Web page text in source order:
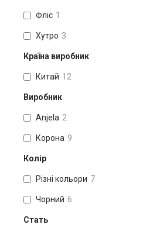
Фліс 1
Хутро 3
Країна виробник
Китай 12
Виробник
Anjela 2
Корона 9
Колір
Різні кольори 7
Чорний 6
Стать